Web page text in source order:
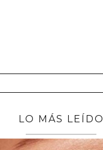
LO MÁS LEÍDO